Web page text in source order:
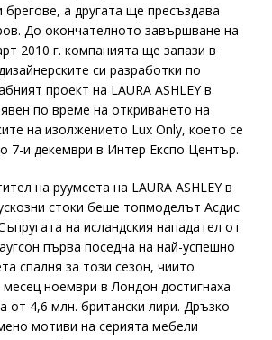
брегове, а другата ще пресъздава
До окончателното завършване на
2010 г. компанията ще запази в
си разработки по
проект на LAURA ASHLEY в
по време на откриването на
на изолжението Lux Only, което се
7-и декември в Интер Експо Център.
на руумсета на LAURA ASHLEY в
стоки беше топмоделът Асдис
на исландския нападател от
първа поседна на най-успешно
спалня за този сезон, чиито
ноември в Лондон достигнаха
от 4,6 млн. британски лири. Дръзко
мотиви на серията мебели